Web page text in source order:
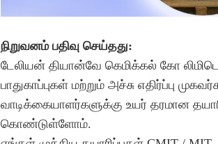
நிறுவனம் பதிவு செய்தது:
டேலியன் தியான்வே கெமிக்கல் கோ
பாதுகாப்புகள் மற்றும் அச்சு எதிர்ப்பு
வாடிக்கையாளர்களுக்கு உயர் தரமான
கொண்டுள்ளோம்.